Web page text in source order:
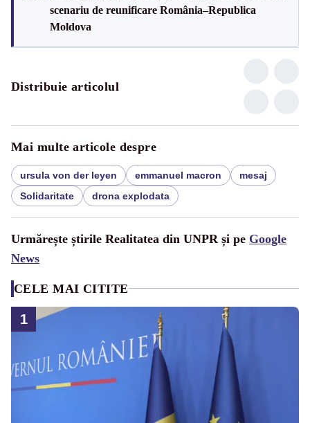
scenariu de reunificare România–Republica
Moldova
Distribuie articolul
Mai multe articole despre
ursula von der leyen emmanuel macron
mesaj
Solidaritate
drona explodata
Urmărește știrile Realitatea din UNPR și pe Google
News
CELE MAI CITITE
1